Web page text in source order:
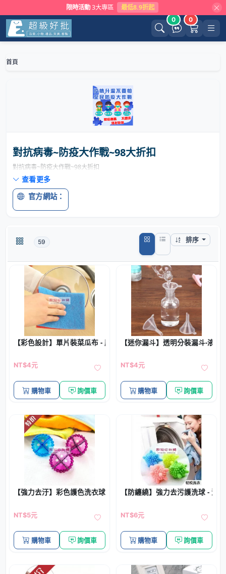
限時活動 3大專區 最低8.9折起
0 0
首頁
對抗病毒~防疫大作戰~98大折扣
對抗病毒~防疫大作戰~98大折扣
查看更多
官方網站：
59 排序
【彩色設計】單片裝菜瓜布 - 廚房洗碗清潔布
NT$4元
購物車 詢價車
【迷你漏斗】透明分裝漏斗-液體
NT$4元
購物車 詢價車
【強力去汙】彩色護色洗衣球 - 高性能清潔洗衣神器
NT$5元
購物車 詢價車
【防纏繞】強力去污護洗球 - 洗
NT$6元
購物車 詢價車